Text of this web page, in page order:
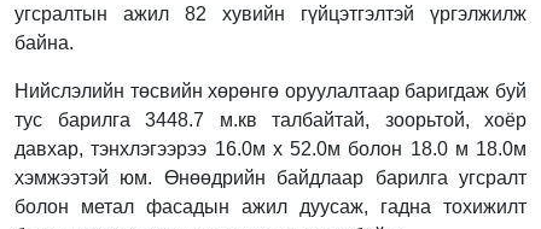
угсралтын ажил 82 хувийн гүйцэтгэлтэй үргэлжилж
байна.
Нийслэлийн төсвийн хөрөнгө оруулалтаар баригдаж буй
тус барилга 3448.7 м.кв талбайтай, зоорьтой, хоёр
давхар, тэнхлэгээрээ 16.0м х 52.0м болон 18.0 м 18.0м
хэмжээтэй юм. Өнөөдрийн байдлаар барилга угсралт
болон метал фасадын ажил дуусаж, гадна тохижилт